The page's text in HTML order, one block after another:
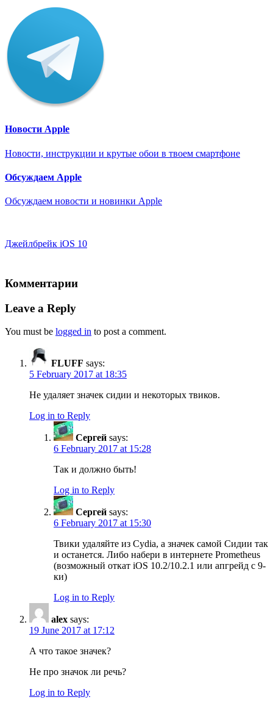
Новости Apple
Новости, инструкции и крутые обои в твоем смартфоне
Обсуждаем Apple
Обсуждаем новости и новинки Apple
Джейлбрейк iOS 10
Комментарии
Leave a Reply
You must be logged in to post a comment.
FLUFF says:
5 February 2017 at 18:35
Не удаляет значек сидии и некоторых твиков.
Log in to Reply
Сергей says:
6 February 2017 at 15:28
Так и должно быть!
Log in to Reply
Сергей says:
6 February 2017 at 15:30
Твики удаляйте из Cydia, а значек самой Сидии так
и останется. Либо набери в интернете Prometheus
(возможный откат iOS 10.2/10.2.1 или апгрейд с 9-
ки)
Log in to Reply
alex says:
19 June 2017 at 17:12
А что такое значек?
Не про значок ли речь?
Log in to Reply